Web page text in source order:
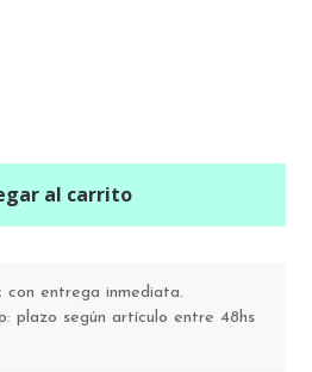
al carrito
con entrega inmediata.
plazo según artículo entre 48hs